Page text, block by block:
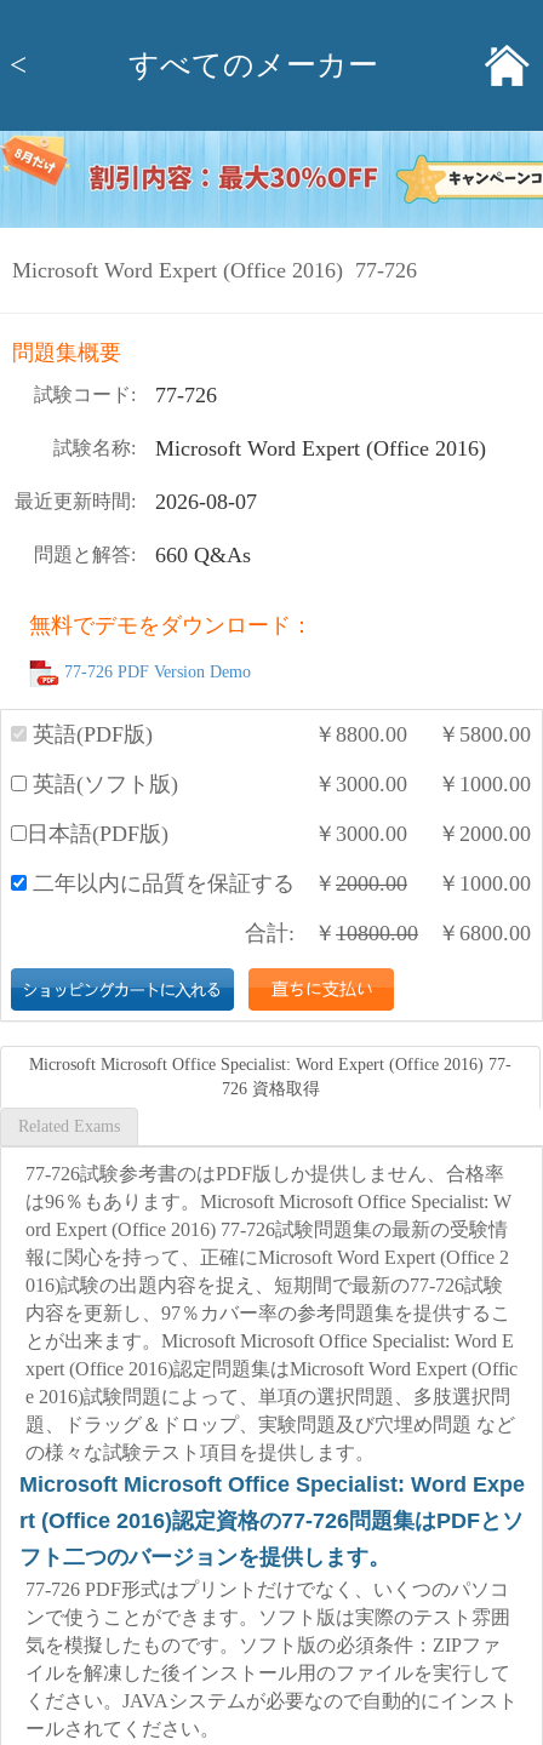
< すべてのメーカー
Microsoft Word Expert (Office 2016) 77-726
問題集概要
試験コード: 77-726
試験名称: Microsoft Word Expert (Office 2016)
最近更新時間: 2026-08-07
問題と解答: 660 Q&As
無料でデモをダウンロード：
77-726 PDF Version Demo
英語(PDF版) ￥ 8800.00 ￥ 5800.00
英語(ソフト版) ￥ 3000.00 ￥ 1000.00
日本語(PDF版) ￥ 3000.00 ￥ 2000.00
二年以内に品質を保証する ￥ 2000.00 ￥ 1000.00
合計: ￥ 10800.00 ￥ 6800.00
Microsoft Microsoft Office Specialist: Word Expert (Office 2016) 77-
726 資格取得
Related Exams
77-726試験参考書のはPDF版しか提供しません、合格率
は96％もあります。Microsoft Microsoft Office Specialist: W
ord Expert (Office 2016) 77-726試験問題集の最新の受験情
報に関心を持って、正確にMicrosoft Word Expert (Office 2
016)試験の出題内容を捉え、短期間で最新の77-726試験
内容を更新し、97％カバー率の参考問題集を提供するこ
とが出来ます。Microsoft Microsoft Office Specialist: Word E
xpert (Office 2016)認定問題集はMicrosoft Word Expert (Offic
e 2016)試験問題によって、単項の選択問題、多肢選択問
題、ドラッグ＆ドロップ、実験問題及び穴埋め問題 など
の様々な試験テスト項目を提供します。
Microsoft Microsoft Office Specialist: Word Expe
rt (Office 2016)認定資格の77-726問題集はPDFとソ
フト二つのバージョンを提供します。
77-726 PDF形式はプリントだけでなく、いくつのパソコ
ンで使うことができます。ソフト版は実際のテスト雰囲
気を模擬したものです。ソフト版の必須条件：ZIPファ
イルを解凍した後インストール用のファイルを実行して
ください。JAVAシステムが必要なので自動的にインスト
ールされてください。